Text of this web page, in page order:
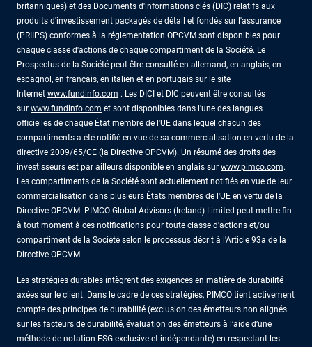
britanniques) et des Documents d'informations clés (DIC) relatifs aux
produits d'investissement packagés de détail et fondés sur l'assurance
(PRIIPS) conformes à la réglementation OPCVM sont disponibles pour
chaque classe d'actions de chaque compartiment de la Société. Le
Prospectus de la Société peut être consulté en allemand, en anglais, en
espagnol, en français, en italien et en portugais sur le site
Internet www.fundinfo.com . Les DICI et DIC peuvent être consultés
sur www.fundinfo.com et sont disponibles dans l'une des langues
officielles de chaque État membre de l'UE dans lequel chacun des
compartiments a été notifié en vue de sa commercialisation en vertu de la
directive 2009/65/CE (la Directive OPCVM). Un résumé des droits des
investisseurs est par ailleurs disponible en anglais sur www.pimco.com.
Les compartiments de la Société sont actuellement notifiés en vue de leur
commercialisation dans plusieurs États membres de l'UE en vertu de la
Directive OPCVM. PIMCO Global Advisors (Ireland) Limited peut mettre fin
à tout moment à ces notifications pour toute classe d'actions et/ou
compartiment de la Société selon le processus décrit à l'Article 93a de la
Directive OPCVM.
Les stratégies durables intègrent des exigences en matière de durabilité
axées sur le client. Dans le cadre de ces stratégies, PIMCO tient activement
compte des principes de durabilité (exclusion des émetteurs non alignés
sur les facteurs de durabilité, évaluation des émetteurs à l’aide d’une
méthode de notation ESG exclusive et indépendante) en respectant les